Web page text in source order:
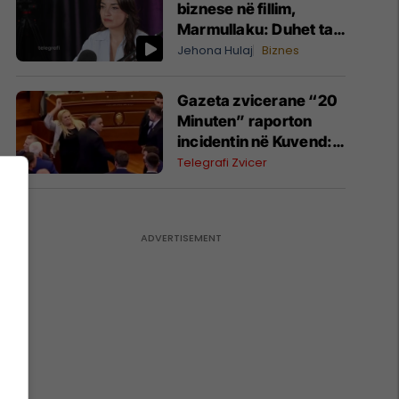
biznese në fillim,
Marmullaku: Duhet ta
njohësh tregun
Jehona Hulaj Biznes
Gazeta zvicerane “20
Minuten” raporton
incidentin në Kuvend:
Deputetja opozitare
Telegrafi Zvicer